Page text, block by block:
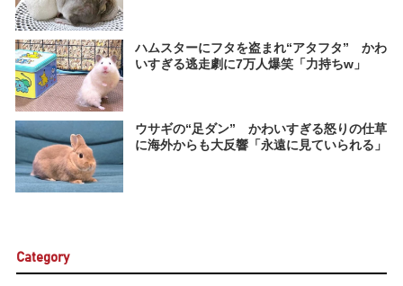
ハムスターにフタを盗まれ“アタフタ” かわ
いすぎる逃走劇に7万人爆笑「力持ちw」
ウサギの“足ダン” かわいすぎる怒りの仕草
に海外からも大反響「永遠に見ていられる」
Category